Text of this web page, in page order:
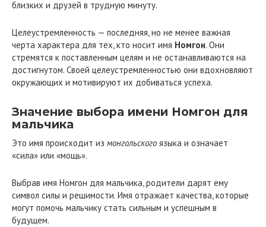
близких и друзей в трудную минуту.
Целеустремленность — последняя, но не менее важная
черта характера для тех, кто носит имя Номгон. Они
стремятся к поставленным целям и не останавливаются на
достигнутом. Своей целеустремленностью они вдохновляют
окружающих и мотивируют их добиваться успеха.
Значение выбора имени Номгон для
мальчика
Это имя происходит из монгольского языка и означает
«сила» или «мощь».
Выбрав имя Номгон для мальчика, родители дарят ему
символ силы и решимости. Имя отражает качества, которые
могут помочь мальчику стать сильным и успешным в
будущем.